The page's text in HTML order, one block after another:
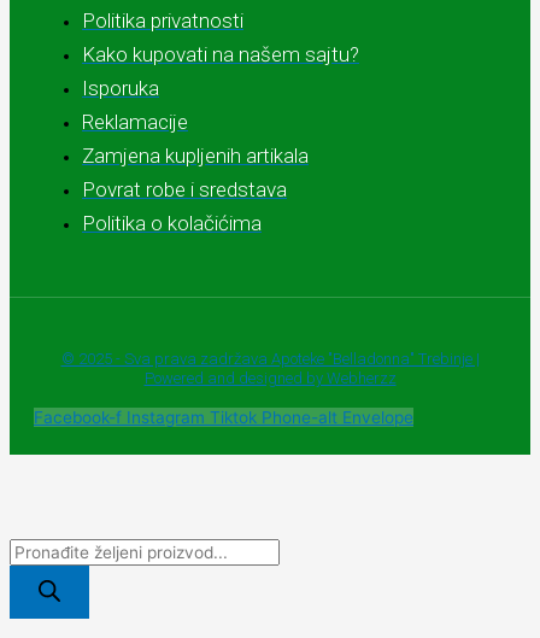
Politika privatnosti
Kako kupovati na našem sajtu?
Isporuka
Reklamacije
Zamjena kupljenih artikala
Povrat robe i sredstava
Politika o kolačićima
© 2025 - Sva prava zadržava Apoteke "Belladonna" Trebinje |
Powered and designed by Webherzz
Facebook-f Instagram Tiktok Phone-alt Envelope